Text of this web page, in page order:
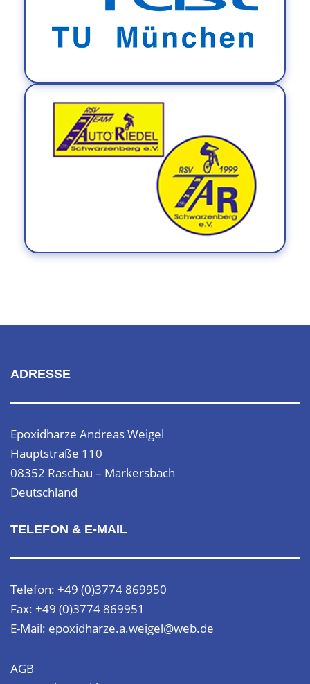
ADRESSE
Epoxidharze Andreas Weigel
Hauptstraße 110
08352 Raschau – Markersbach
Deutschland
TELEFON & E-MAIL
Telefon: +49 (0)3774 869950
Fax: +49 (0)3774 869951
E-Mail: epoxidharze.a.weigel@web.de
AGB